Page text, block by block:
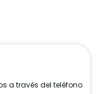
a través del teléfono